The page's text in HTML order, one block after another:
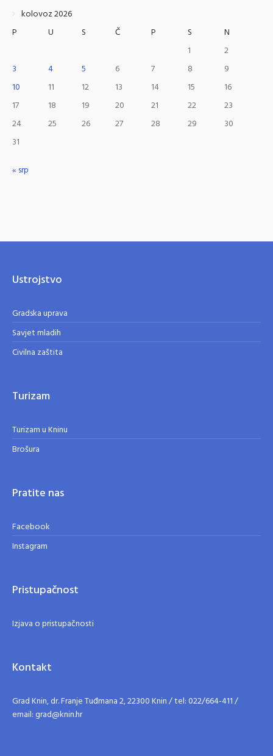
kolovoz 2026
P
U S Č P S
N
1
2
3
4 5 6 7 8
9
10
11 12 13 14 15
16
17
18 19 20 21 22
23
24
25 26 27 28 29
30
31
« srp
Ustrojstvo
Gradska uprava
Savjet mladih
Civilna zaštita
Turizam
Turizam u Kninu
Brošura
Pratite nas
Facebook
Instagram
Pristupačnost
Izjava o pristupačnosti
Kontakt
Grad Knin, dr. Franje Tuđmana 2, 22300 Knin / tel: 022/664-411 /
email: grad@knin.hr